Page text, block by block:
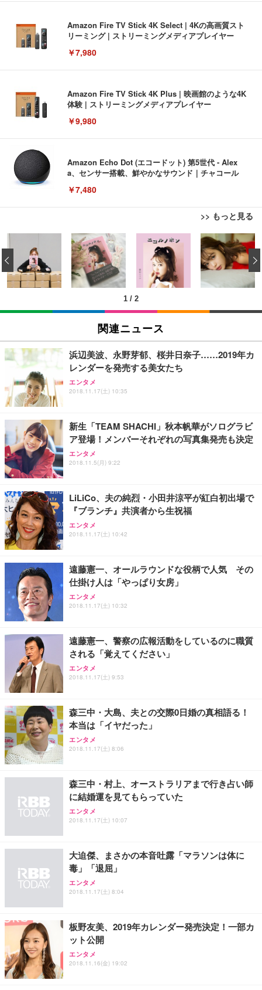
Amazon Fire TV Stick 4K Select | 4Kの高画質スト
リーミング | ストリーミングメディアプレイヤー
￥7,980
Amazon Fire TV Stick 4K Plus | 映画館のような4K
体験 | ストリーミングメディアプレイヤー
￥9,980
Amazon Echo Dot (エコードット) 第5世代 - Alex
a、センサー搭載、鮮やかなサウンド｜チャコール
￥7,480
>> もっと見る
[EdoErgo] オフィスチェア 椅子 テレワーク 疲れな
い 跳ね上げ式アームレスト コンパクト 約105度ロッ
キング pc 事務椅子 360度回転 座面昇降 強化ナイロ
ン樹脂ベース 通気性メッシュ 在宅ワーク H-WY01
(黒網+黒枠+黒足)
￥5,699
SIHOO B100 オフィスチェア／デスクチェア メッシ
ュチェア 人間工学 疲れない ブラック
￥27,999
Sezlife オフィスチェア デスクチェア 疲れない テレ
ワーク チェア 強化バックレスト 30度ロッキング機
能 人間工学 椅子 腰サポート 90度跳ね上げ式アーム
ョン PCチェア 通気性メッシュ ゲーミング/勉強/事
務用 おしゃれ パソコンチェア (ブラック)
Sezlife オフィスチェア デスクチェア 疲れない テレ
ワーク チェア 強化バックレスト 30度ロッキング機
能 人間工学 椅子 腰サポート 90度跳ね上げ式アーム
務用 おしゃれ パソコンチェア (ホワイト)
ANDWINT オフィスチェア デスクチェア 肘なし メ
ッシュ 通気性 ランバーサポート付き 腰サポート ガ
ス圧無段階昇降 360度回転 キャスター付き コンパク
EIZO ビジネス向けプレミアムモニター | FlexScan
EV3240X-WT | 31.5型4K UHD・USB Type-C・ホワ
イト
￥105,595
EIZO ビジネス向けプレミアムモニター | FlexScan
￥109,572
【純正品】27"ゲーミングモニター DualSense 充電
フック付き（CFI-ZDM1J）
【整備済み品】Dell E2724HS 27インチ 液晶モニタ
ー フルHD（1920×1080）VA 非光沢 HDMI/DisplayP
ort/VGA スピーカー内蔵 高さ調整 スイベル VESA対
【MiniLED/24.5inch/280Hz/FHD】GRAPHT THE S
HOOTER Gaming Monitor 24” Essential ゲーミン
グモニター QD 24.5インチ 1ms FHD 量子ドット 残
Amazonベーシック ペットシーツ 薄型 レギュラー 1
回使い捨て 無香料 ホワイト 300枚
￥3,373
Amazonベーシック ペットシーツ 厚型 ワイド 42枚
x2袋(84枚) ホワイト(吸収面:ライトブルー)
￥3,234
ネオ・ルーライフ ネオ・オムツ L 中型犬用 26枚入
り 単品
Smart Basic(スマートベーシック) 【Amazon.co.jp
限定】 Smart Basic アイリスオーヤマ ペットシーツ
超厚型 お徳用 ワイド 100枚入 (x 1) (ケース販売)
アイリスオーヤマ ペットシーツ 超厚型 お徳用 レギ
ュラー 200枚入【Amazon.co.jp限定】
1 / 2
‹
関連ニュース
浜辺美波、永野芽郁、桜井日奈子……2019年カ
レンダーを発売する美女たち
エンタメ
2018.11.17(土) 10:35
新生「TEAM SHACHI」秋本帆華がソログラビ
ア登場！メンバーそれぞれの写真集発売も決定
エンタメ
2018.11.5(月) 9:22
LiLiCo、夫の純烈・小田井涼平が紅白初出場で
『ブランチ』共演者から生祝福
エンタメ
2018.11.17(土) 10:42
遠藤憲一、オールラウンドな役柄で人気 その
仕掛け人は「やっぱり女房」
エンタメ
2018.11.17(土) 10:32
遠藤憲一、警察の広報活動をしているのに職質
される「覚えてください」
エンタメ
2018.11.17(土) 9:53
森三中・大島、夫との交際0日婚の真相語る！
本当は「イヤだった」
エンタメ
2018.11.17(土) 8:06
森三中・村上、オーストラリアまで行き占い師
に結婚運を見てもらっていた
エンタメ
2018.11.17(土) 10:07
大迫傑、まさかの本音吐露「マラソンは体に
毒」「退屈」
エンタメ
2018.11.17(土) 8:04
板野友美、2019年カレンダー発売決定！一部カ
ット公開
エンタメ
2018.11.16(金) 19:02